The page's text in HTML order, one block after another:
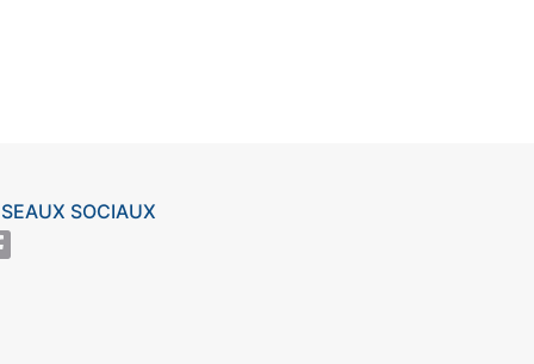
SOCIAUX